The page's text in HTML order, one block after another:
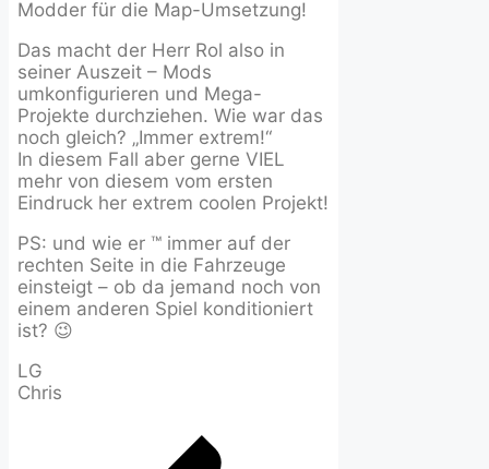
Modder für die Map-Umsetzung!
Das macht der Herr Rol also in
seiner Auszeit – Mods
umkonfigurieren und Mega-
Projekte durchziehen. Wie war das
noch gleich? „Immer extrem!“
In diesem Fall aber gerne VIEL
mehr von diesem vom ersten
Eindruck her extrem coolen Projekt!
PS: und wie er ™ immer auf der
rechten Seite in die Fahrzeuge
einsteigt – ob da jemand noch von
einem anderen Spiel konditioniert
ist? 😉
LG
Chris